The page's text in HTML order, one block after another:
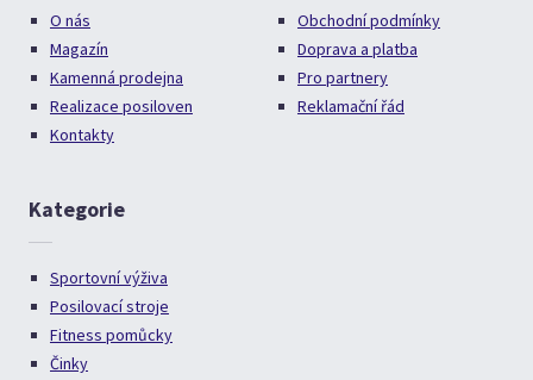
O nás
Magazín
Kamenná prodejna
Realizace posiloven
Kontakty
Obchodní podmínky
Doprava a platba
Pro partnery
Reklamační řád
Kategorie
Sportovní výživa
Posilovací stroje
Fitness pomůcky
Činky